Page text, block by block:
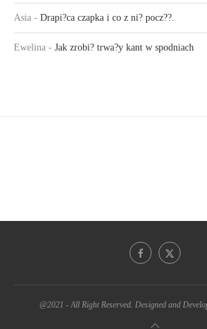
Asia - Drapi?ca czapka i co z ni? pocz??.
Ewelina - Jak zrobi? trwa?y kant w spodniach
@2021 - All Right Reserved. Designed and